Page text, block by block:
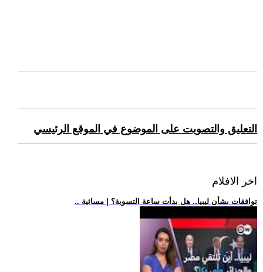
التعليق والتصويت على الموضوع في الموقع الرئيسي
اخر الافلام
.. توافقات بشأن ليبيا.. هل بدأت ساعة التسوية؟ | مسائية